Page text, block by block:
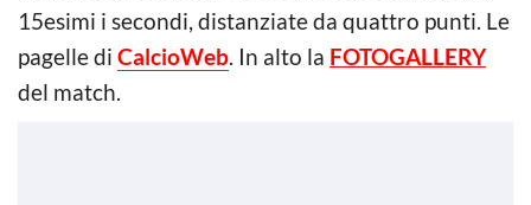
15esimi i secondi, distanziate da quattro punti. Le
pagelle di CalcioWeb. In alto la FOTOGALLERY
del match.